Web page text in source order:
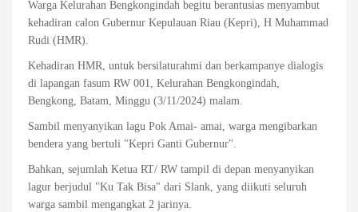
Warga Kelurahan Bengkongindah begitu berantusias menyambut
kehadiran calon Gubernur Kepulauan Riau (Kepri), H Muhammad
Rudi (HMR).
Kehadiran HMR, untuk bersilaturahmi dan berkampanye dialogis
di lapangan fasum RW 001, Kelurahan Bengkongindah,
Bengkong, Batam, Minggu (3/11/2024) malam.
Sambil menyanyikan lagu Pok Amai- amai, warga mengibarkan
bendera yang bertuli "Kepri Ganti Gubernur".
Bahkan, sejumlah Ketua RT/ RW tampil di depan menyanyikan
lagur berjudul "Ku Tak Bisa" dari Slank, yang diikuti seluruh
warga sambil mengangkat 2 jarinya.